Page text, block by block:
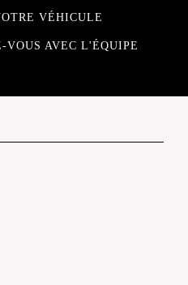
VÉHICULE
VOUS AVEC L'ÉQUIPE